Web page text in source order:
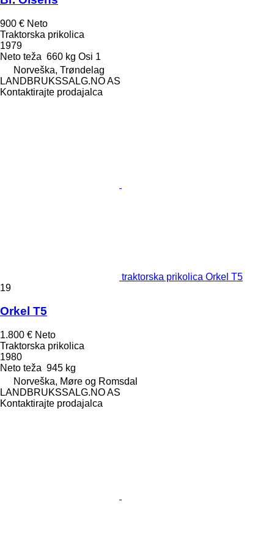
900 € Neto
Traktorska prikolica
1979
Neto teža 660 kg Osi 1
Norveška, Trøndelag
LANDBRUKSSALG.NO AS
Kontaktirajte prodajalca
traktorska prikolica Orkel T5
19
Orkel T5
1.800 € Neto
Traktorska prikolica
1980
Neto teža 945 kg
Norveška, Møre og Romsdal
LANDBRUKSSALG.NO AS
Kontaktirajte prodajalca